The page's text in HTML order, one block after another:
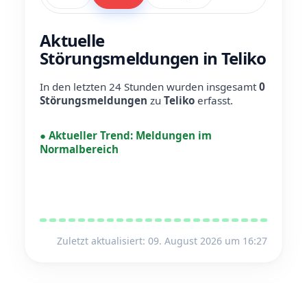
Aktuelle
Störungsmeldungen in Teliko
In den letzten 24 Stunden wurden insgesamt0
Störungsmeldungen zu Teliko erfasst.
● Aktueller Trend: Meldungen im
Normalbereich
Zuletzt aktualisiert: 09. August 2026 um 16:27